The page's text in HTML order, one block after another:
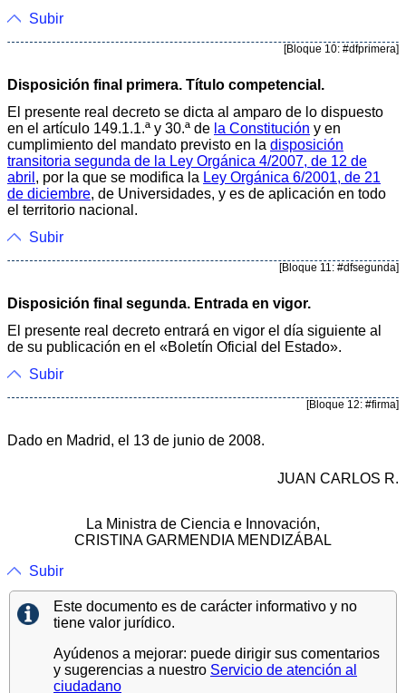
Subir
[Bloque 10: #dfprimera]
Disposición final primera. Título competencial.
El presente real decreto se dicta al amparo de lo dispuesto
en el artículo 149.1.1.ª y 30.ª de la Constitución y en
cumplimiento del mandato previsto en la disposición
transitoria segunda de la Ley Orgánica 4/2007, de 12 de
abril , por la que se modifica la Ley Orgánica 6/2001, de 21
de diciembre, de Universidades, y es de aplicación en todo
el territorio nacional.
Subir
[Bloque 11: #dfsegunda]
Disposición final segunda. Entrada en vigor.
El presente real decreto entrará en vigor el día siguiente al
de su publicación en el «Boletín Oficial del Estado».
Subir
[Bloque 12: #firma]
Dado en Madrid, el 13 de junio de 2008.
JUAN CARLOS R.
La Ministra de Ciencia e Innovación,
CRISTINA GARMENDIA MENDIZÁBAL
Subir
Este documento es de carácter informativo y no
tiene valor jurídico.
Ayúdenos a mejorar: puede dirigir sus comentarios
y sugerencias a nuestro Servicio de atención al
ciudadano